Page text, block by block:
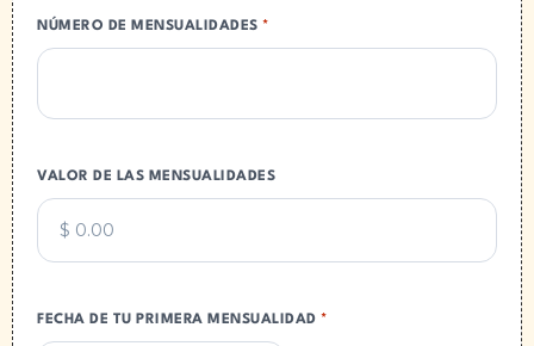
NÚMERO DE MENSUALIDADES *
VALOR DE LAS MENSUALIDADES
FECHA DE TU PRIMERA MENSUALIDAD *